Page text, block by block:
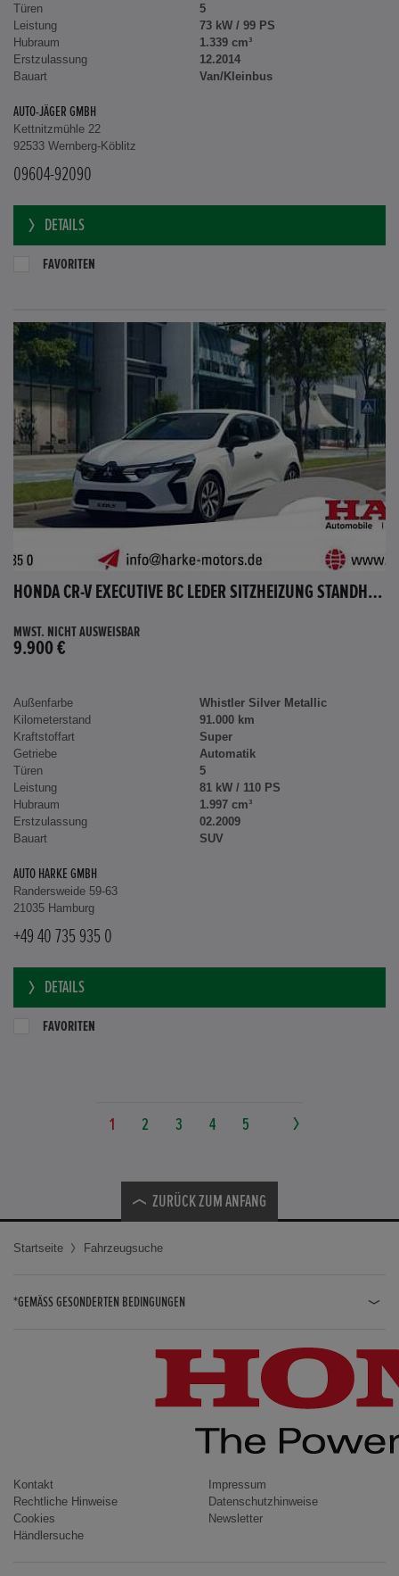
Türen
5
Leistung
73 kW / 99 PS
Hubraum
1.339 cm³
Erstzulassung
12.2014
Bauart
Van/Kleinbus
AUTO-JÄGER GMBH
Kettnitzmühle 22
92533 Wernberg-Köblitz
09604-92090
DETAILS
FAVORITEN
HONDA CR-V EXECUTIVE BC LEDER SITZHEIZUNG STANDHEIZUNG AHK
MWST. NICHT AUSWEISBAR
9.900 €
Außenfarbe
Whistler Silver Metallic
Kilometerstand
91.000 km
Kraftstoffart
Super
Getriebe
Automatik
Türen
5
Leistung
81 kW / 110 PS
Hubraum
1.997 cm³
Erstzulassung
02.2009
Bauart
SUV
AUTO HARKE GMBH
Randersweide 59-63
21035 Hamburg
+49 40 735 935 0
DETAILS
FAVORITEN
1 2 3 4 5
ZURÜCK ZUM ANFANG
Startseite Fahrzeugsuche
*GEMÄSS GESONDERTEN BEDINGUNGEN
CIVIC / CIVIC LIMOUSINE
INSIGHT
ACCORD
Kontakt
Impressum
Rechtliche Hinweise
Datenschutzhinweise
Cookies
Newsletter
Händlersuche